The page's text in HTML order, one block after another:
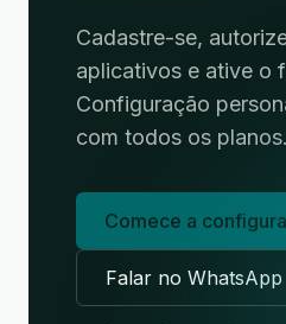
Cadastre-se,
aplicativos e ative o
Configuração
com todos os planos.
Comece a
Falar no WhatsApp